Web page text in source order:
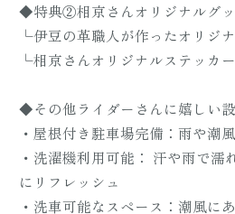
◆特典②相京さんオリジナルグッ
└伊豆の革職人が作ったオリジ
└相京さんオリジナルステッカー
◆その他ライダーさんに嬉しい
・屋根付き駐車場完備：雨や潮
・洗濯機利用可能： 汗や雨で濡
にリフレッシュ
・洗車可能なスペース：潮風に